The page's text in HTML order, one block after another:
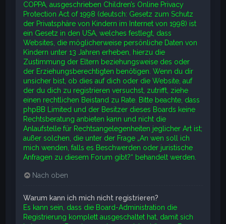
COPPA, ausgeschrieben Children’s Online Privacy
Protection Act of 1998 (deutsch: Gesetz zum Schutz
der Privatsphäre von Kindern im Internet von 1998) ist
ein Gesetz in den USA, welches festlegt, dass
Websites, die möglicherweise persönliche Daten von
Kindern unter 13 Jahren erheben, hierzu die
Zustimmung der Eltern beziehungsweise des oder
der Erziehungsberechtigten benötigen. Wenn du dir
unsicher bist, ob dies auf dich oder die Website, auf
der du dich zu registrieren versuchst, zutrifft, ziehe
einen rechtlichen Beistand zu Rate. Bitte beachte, dass
phpBB Limited und der Besitzer dieses Boards keine
Rechtsberatung anbieten kann und nicht die
Anlaufstelle für Rechtsangelegenheiten jeglicher Art ist;
außer solchen, die unter der Frage „An wen soll ich
mich wenden, falls es Beschwerden oder juristische
Anfragen zu diesem Forum gibt?“ behandelt werden.
Nach oben
Warum kann ich mich nicht registrieren?
Es kann sein, dass die Board-Administration die
Registrierung komplett ausgeschaltet hat, damit sich